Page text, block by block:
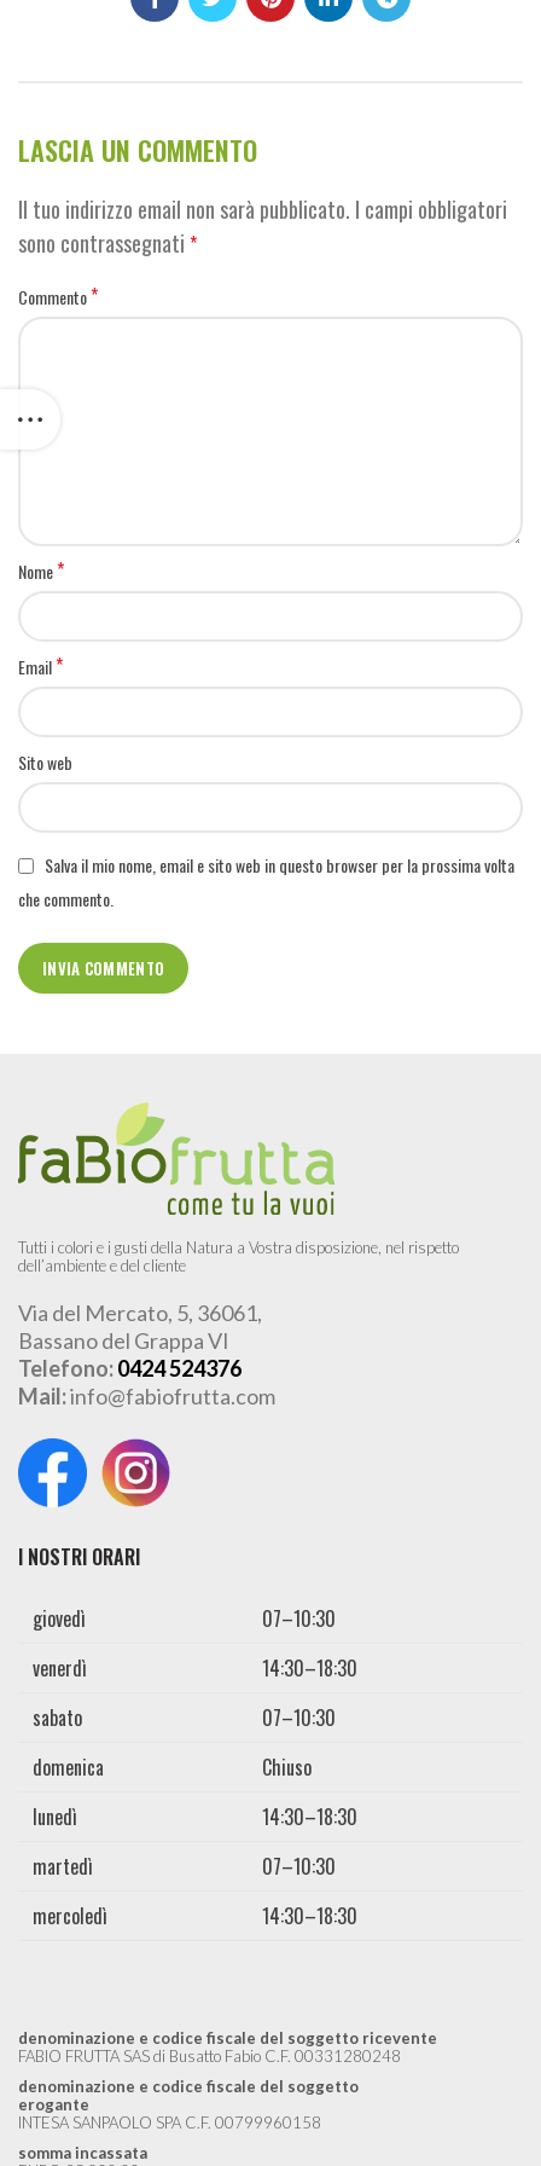
LASCIA UN COMMENTO
Il tuo indirizzo email non sarà pubblicato. I campi obbligatori
sono contrassegnati *
Commento*
Nome*
Email*
Sito web
Salva il mio nome, email e sito web in questo browser per la prossima volta
che commento.
Tutti i colori e i gusti della Natura a Vostra disposizione, nel rispetto
dell’ambiente e del cliente
Via del Mercato, 5, 36061,
Bassano del Grappa VI
Telefono:0424 524376
Mail:info@fabiofrutta.com
I NOSTRI ORARI
giovedì
07–10:30
venerdì
14:30–18:30
sabato
07–10:30
domenica
Chiuso
lunedì
14:30–18:30
martedì
07–10:30
mercoledì
14:30–18:30
denominazione e codice fiscale del soggetto ricevente
FABIO FRUTTA SAS di Busatto Fabio C.F. 00331280248
denominazione e codice fiscale del soggetto
erogante
INTESA SANPAOLO SPA C.F. 00799960158
somma incassata